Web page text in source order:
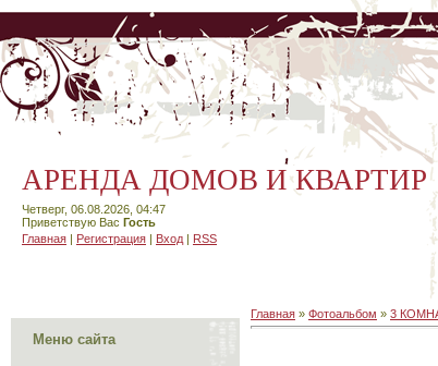
АРЕНДА ДОМОВ И КВАРТИР
Четверг, 06.08.2026, 04:47
Приветствую Вас Гость
Главная | Регистрация | Вход | RSS
Меню сайта
Главная » Фотоальбом » 3